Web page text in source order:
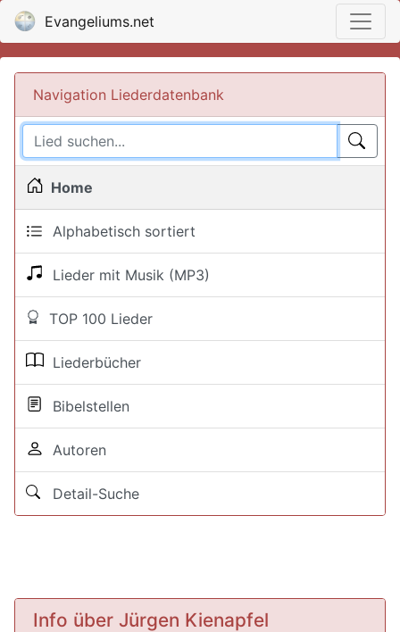
Evangeliums.net
Navigation Liederdatenbank
Home
Alphabetisch sortiert
Lieder mit Musik (MP3)
TOP 100 Lieder
Liederbücher
Bibelstellen
Autoren
Detail-Suche
Info über Jürgen Kienapfel